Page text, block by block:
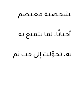
بشخصية معتصم
لما يتمتع به
غريبة، تحوّلت إلى حب ثم